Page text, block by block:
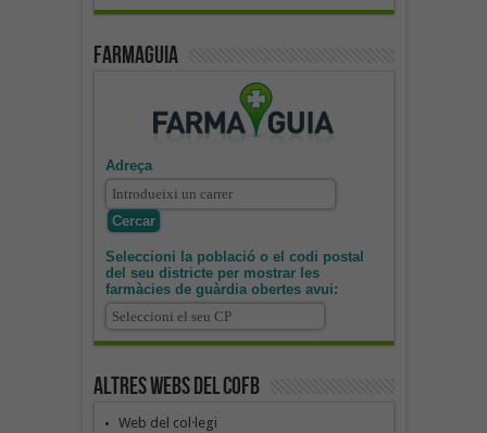
Farmaguia
Adreça
Seleccioni la població o el codi postal
del seu districte per mostrar les
farmàcies de guàrdia obertes avui:
Altres webs del COFB
Web del col·legi